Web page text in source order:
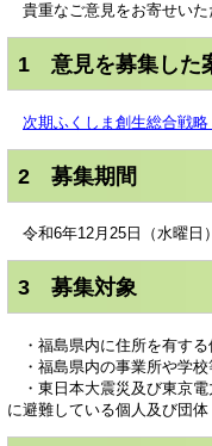
貴重なご意見をお寄せいた
1 意見を募集した
次期ふくしま創生総合戦
2 募集期間
令和6年12月25日（水曜日
3 募集対象
・福島県内に住所を有する
・福島県内の事業所や学
・東日本大震災及び東京電
に避難している個人及び団体